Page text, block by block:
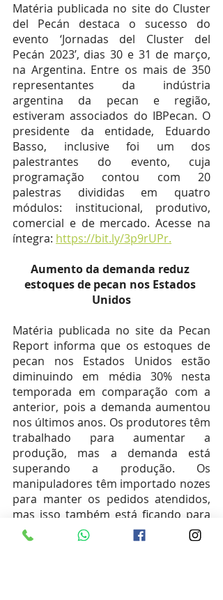
Matéria publicada no site do Cluster
del Pecán destaca o sucesso do
evento ‘Jornadas del Cluster del
Pecán 2023’, dias 30 e 31 de março,
na Argentina. Entre os mais de 350
representantes da indústria
argentina da pecan e região,
estiveram associados do IBPecan. O
presidente da entidade, Eduardo
Basso, inclusive foi um dos
palestrantes do evento, cuja
programação contou com 20
palestras divididas em quatro
módulos: institucional, produtivo,
comercial e de mercado. Acesse na
íntegra: https://bit.ly/3p9rUPr.
Aumento da demanda reduz
estoques de pecan nos Estados
Unidos
Matéria publicada no site da Pecan
Report informa que os estoques de
pecan nos Estados Unidos estão
diminuindo em média 30% nesta
temporada em comparação com a
anterior, pois a demanda aumentou
nos últimos anos. Os produtores têm
trabalhado para aumentar a
produção, mas a demanda está
superando a produção. Os
manipuladores têm importado nozes
para manter os pedidos atendidos,
mas isso também está ficando para
https://bit.ly/3LW3iTb.